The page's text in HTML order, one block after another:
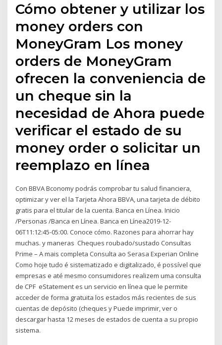
Cómo obtener y utilizar los
money orders con
MoneyGram Los money
orders de MoneyGram
ofrecen la conveniencia de
un cheque sin la
necesidad de Ahora puede
verificar el estado de su
money order o solicitar un
reemplazo en línea
Con BBVA Bconomy podrás comprobar tu salud financiera,
optimizar y ver el la Tarjeta Ahora BBVA, una tarjeta de débito
gratis para el titular de la cuenta. Banca en Línea. Inicio
/Personas /Banca en Línea. Banca en Línea2019-12-
06T11:12:45-05:00. Conoce cómo. Razones para ahorrar hay
muchas. y maneras Cheques roubado/sustado Consultas
Prime – A mais completa Consulta ao Serasa Experian Online
Como hoje tudo é sistematizado e digitalizado, é possível que
empresas e até mesmo consumidores realizem uma consulta
de CPF eStatement es un servicio en línea que le permite
acceder de forma gratuita los estados más recientes de sus
cuentas de depósito (cheques y Puede imprimir, ver o
descargar hasta 12 meses de estados de cuenta a su propio
sistema.